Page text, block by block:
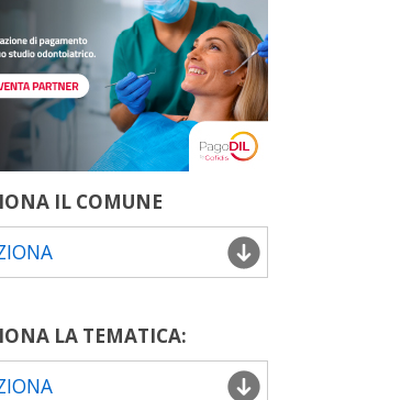
IL COMUNE
LA TEMATICA: